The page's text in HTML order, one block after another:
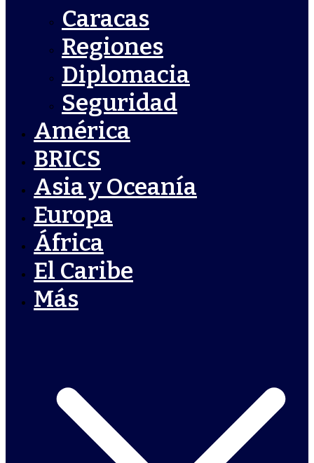
Caracas
Regiones
Diplomacia
Seguridad
América
BRICS
Asia y Oceanía
Europa
África
El Caribe
Más